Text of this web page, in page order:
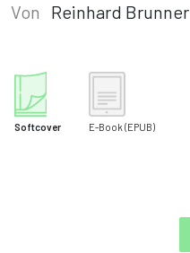
Von
Reinhard Brunner
Softcover E-Book (EPUB)